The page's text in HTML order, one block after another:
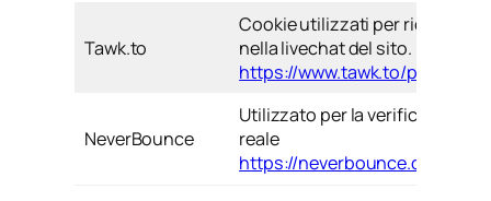
Tawk.to
Cookie utilizzati per
nella livechat del sito.
https://www.tawk.to/privacy-
NeverBounce
Utilizzato per la verifica delle
reale
https://neverbounce.com/